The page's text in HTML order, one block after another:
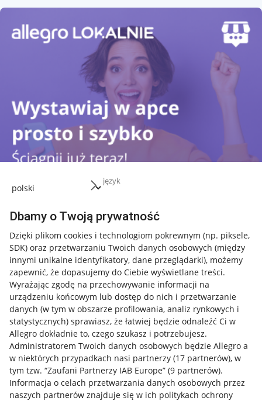
język
Dbamy o Twoją prywatność
Dzięki plikom cookies i technologiom pokrewnym (np. piksele,
SDK) oraz przetwarzaniu Twoich danych osobowych (między
innymi unikalne identyfikatory, dane przeglądarki), możemy
zapewnić, że dopasujemy do Ciebie wyświetlane treści.
Wyrażając zgodę na przechowywanie informacji na
urządzeniu końcowym lub dostęp do nich i przetwarzanie
danych (w tym w obszarze profilowania, analiz rynkowych i
statystycznych) sprawiasz, że łatwiej będzie odnaleźć Ci w
Allegro dokładnie to, czego szukasz i potrzebujesz.
Administratorem Twoich danych osobowych będzie Allegro a
w niektórych przypadkach nasi partnerzy (17 partnerów), w
tym tzw. “Zaufani Partnerzy IAB Europe” (9 partnerów).
Informacja o celach przetwarzania danych osobowych przez
naszych partnerów znajduje się w ich politykach ochrony
Przydatne informacje
Jak to działa
Napisz do nas
Allegro Gadane dla sprzedających
Allegro Gadane dla kupujących
Mapa miejscowości
Informacje prawne